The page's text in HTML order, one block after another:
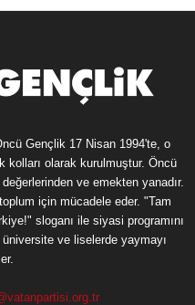
Gençlik 17 Nisan 1994'te, o
kolları olarak kurulmuştur. Öncü
ve emekten yanadır.
için mücadele eder. "Tam
sloganı ile siyasi programını
ve liselerde yaymayı